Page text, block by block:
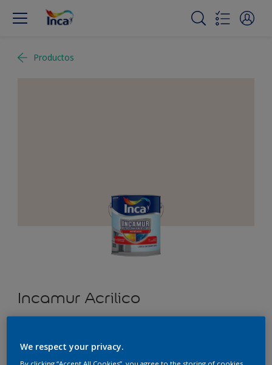
Productos
Incamur Acrilico
We respect your privacy.